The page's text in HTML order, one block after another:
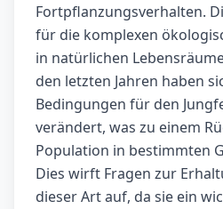
Fortpflanzungsverhalten.
für die komplexen
in natürlichen
den letzten Jahren haben
Bedingungen für den
verändert, was zu einem
Population in bestimmten
Dies wirft Fragen zur
dieser Art auf, da sie ein